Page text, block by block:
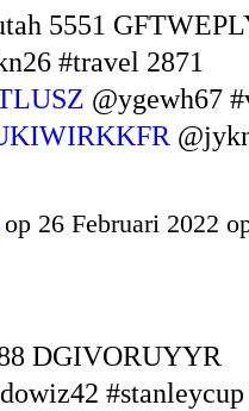
5551
#travel 2871
@ygewh67
op 26 Februari 2022
DGIVORUYYR